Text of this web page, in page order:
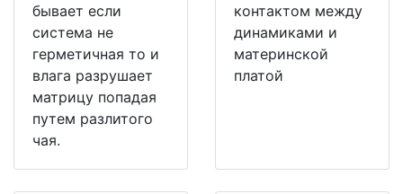
бывает если
система не
герметичная то и
влага разрушает
матрицу попадая
путем разлитого
чая.
контактом между
динамиками и
материнской
платой